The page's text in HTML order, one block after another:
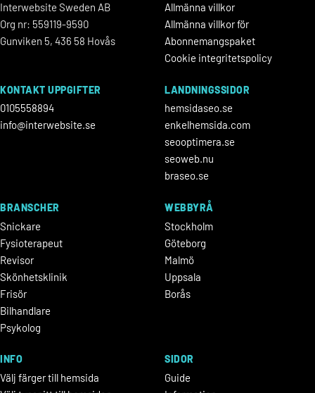
Interwebsite Sweden AB
Org nr: 559119-9590
Gunviken 5, 436 58 Hovås
Allmänna villkor
Allmänna villkor för
Abonnemangspaket
Cookie integritetspolicy
KONTAKT UPPGIFTER
0105558894
info@interwebsite.se
LANDNINGSSIDOR
hemsidaseo.se
enkelhemsida.com
seooptimera.se
seoweb.nu
braseo.se
BRANSCHER
Snickare
Fysioterapeut
Revisor
Skönhetsklinik
Frisör
Bilhandlare
Psykolog
WEBBYRÅ
Stockholm
Göteborg
Malmö
Uppsala
Borås
INFO
Välj färger till hemsida
SIDOR
Guide